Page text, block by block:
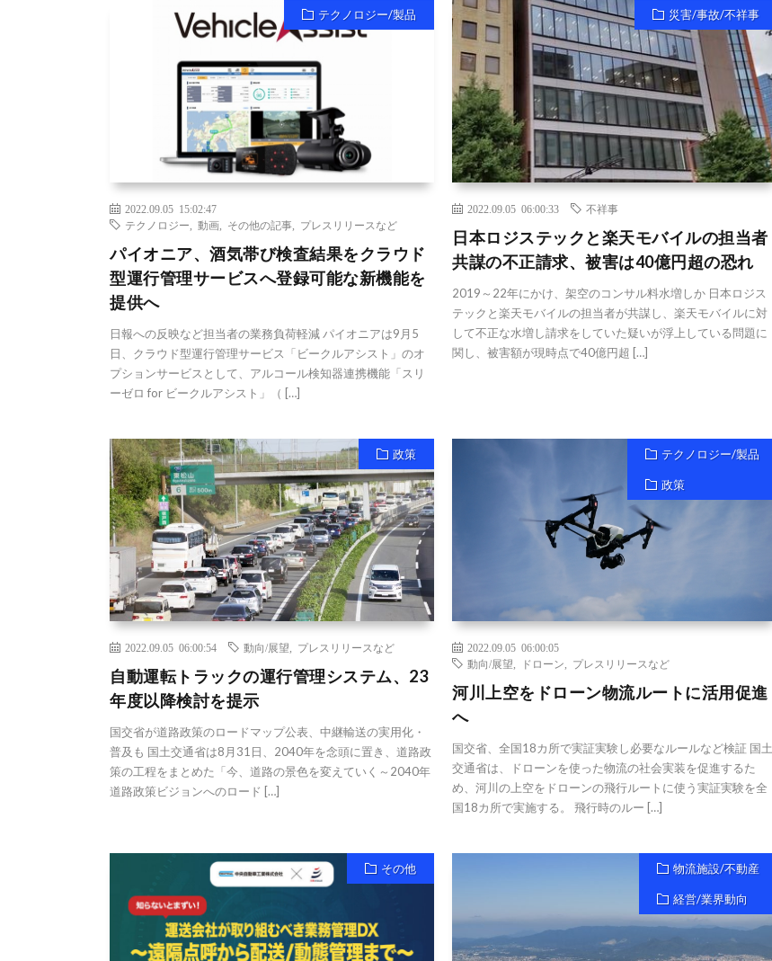
テクノロジー/製品
2022.09.05 15:02:47
テクノロジー
動画 その他の記事 プレスリリースなど
パイオニア、酒気帯び検査結果をクラウド
型運行管理サービスへ登録可能な新機能を
提供へ
日報への反映など担当者の業務負荷軽減 パイオニアは9月5
日、クラウド型運行管理サービス「ビークルアシスト」のオ
プションサービスとして、アルコール検知器連携機能「スリ
ーゼロ for ビークルアシスト」（ […]
災害/事故/不祥事
2022.09.05 06:00:33 不祥事
日本ロジステックと楽天モバイルの担当者
共謀の不正請求、被害は40億円超の恐れ
2019～22年にかけ、架空のコンサル料水増しか 日本ロジス
テックと楽天モバイルの担当者が共謀し、楽天モバイルに対
して不正な水増し請求をしていた疑いが浮上している問題に
関し、被害額が現時点で40億円超 […]
政策
2022.09.05 06:00:54 動向/展望 プレスリリースなど
自動運転トラックの運行管理システム、23
年度以降検討を提示
国交省が道路政策のロードマップ公表、中継輸送の実用化・
普及も 国土交通省は8月31日、2040年を念頭に置き、道路政
策の工程をまとめた「今、道路の景色を変えていく～2040年
道路政策ビジョンへのロード […]
テクノロジー/製品
政策
2022.09.05 06:00:05
動向/展望
ドローン プレスリリースなど
河川上空をドローン物流ルートに活用促進
へ
国交省、全国18カ所で実証実験し必要なルールなど検証 国土
交通省は、ドローンを使った物流の社会実装を促進するた
め、河川の上空をドローンの飛行ルートに使う実証実験を全
国18カ所で実施する。 飛行時のルー […]
その他 物流施設/不動産
経営/業界動向